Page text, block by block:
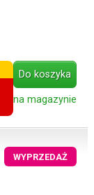
Do koszyka
na magazynie
WYPRZEDAŻ